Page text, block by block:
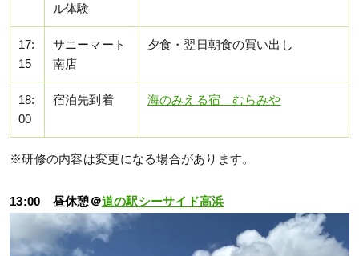
ル体験
17:
15
サニーマート
南店
夕食・翌日朝食の買い出し
18:
00
宿泊先到着 海のみえる宿 むらみや
※研修の内容は変更になる場合があります。
13:00 昼休憩＠道の駅シーサイド高浜